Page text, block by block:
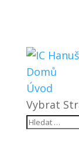
Domů
Úvod
Vybrat